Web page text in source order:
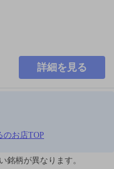
詳細を見る
のお店TOP
銘柄が異なります。